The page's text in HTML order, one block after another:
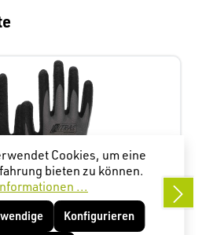
Cookies, um eine
bieten zu können.
...
Konfigurieren